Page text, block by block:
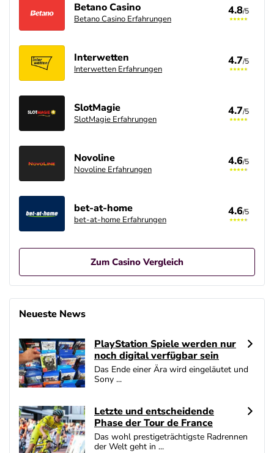
Betano Casino
Betano Casino Erfahrungen
4.8/5
Interwetten
Interwetten Erfahrungen
4.7/5
SlotMagie
SlotMagie Erfahrungen
4.7/5
Novoline
Novoline Erfahrungen
4.6/5
bet-at-home
bet-at-home Erfahrungen
4.6/5
Zum Casino Vergleich
Betano Casino Bonus
400% bis zu 80€
Interwetten Bonus
100% bis zu 100€
AGB gelten
50 Freispiele ohne Einzahlung
AGB gelten
/5
Novoline Bonus
Neueste News
PlayStation Spiele werden nur
noch digital verfügbar sein
Das Ende einer Ära wird eingeläutet und
Sony ...
Letzte und entscheidende
Phase der Tour de France
Das wohl prestigeträchtigste Radrennen
der Welt geht in ...